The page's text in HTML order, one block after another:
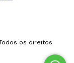
os direitos